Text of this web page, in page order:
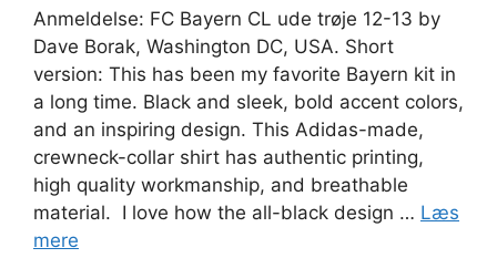
Anmeldelse: FC Bayern CL ude trøje 12-13 by
Dave Borak, Washington DC, USA. Short
version: This has been my favorite Bayern kit in
a long time. Black and sleek, bold accent colors,
and an inspiring design. This Adidas-made,
crewneck-collar shirt has authentic printing,
high quality workmanship, and breathable
material. I love how the all-black design … Læs
mere